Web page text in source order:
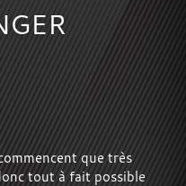
que très
tout à fait possible